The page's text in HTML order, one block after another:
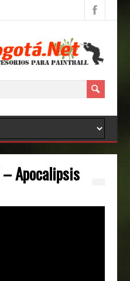
Apocalipsis